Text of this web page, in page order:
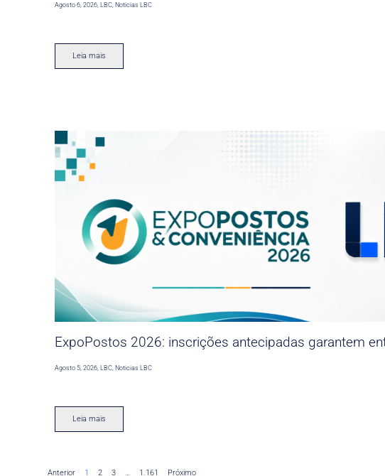
Agosto 6, 2026,LBC,Noticias LBC
Leia mais
ExpoPostos 2026: inscrições antecipadas garantem
Agosto 5, 2026 ,LBC Noticias LBC
Leia mais
Anterior 1 2 3 … 1.161 Próximo